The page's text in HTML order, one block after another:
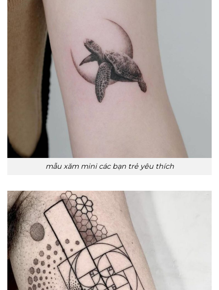
mẫu xăm mini các bạn trẻ yêu thích